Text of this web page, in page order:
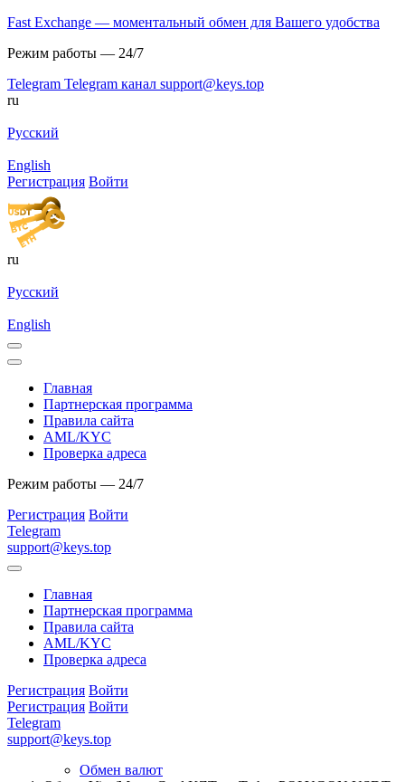
Fast Exchange — моментальный обмен для Вашего удобства
Режим работы — 24/7
Telegram Telegram канал support@keys.top
ru
Русский
English
Регистрация Войти
ru
Русский
English
Главная
Партнерская программа
Правила сайта
AML/KYC
Проверка адреса
Режим работы — 24/7
Регистрация Войти
Telegram
support@keys.top
Главная
Партнерская программа
Правила сайта
AML/KYC
Проверка адреса
Регистрация Войти
Регистрация Войти
Telegram
support@keys.top
Обмен валют